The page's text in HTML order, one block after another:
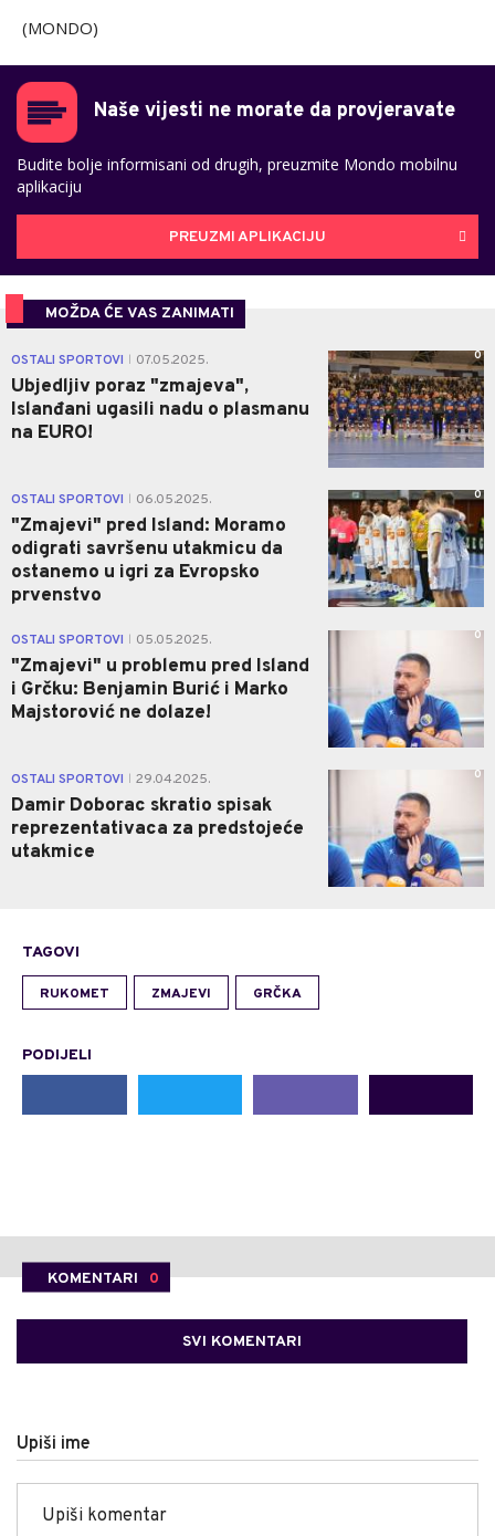
(MONDO)
Naše vijesti ne morate da provjeravate
Budite bolje informisani od drugih, preuzmite Mondo mobilnu
aplikaciju
PREUZMI APLIKACIJU
MOŽDA ĆE VAS ZANIMATI
OSTALI SPORTOVI 07.05.2025.
Ubjedljiv poraz "zmajeva",
Islanđani ugasili nadu o plasmanu
na EURO!
0
OSTALI SPORTOVI 06.05.2025.
"Zmajevi" pred Island: Moramo
odigrati savršenu utakmicu da
ostanemo u igri za Evropsko
prvenstvo
0
OSTALI SPORTOVI 05.05.2025.
"Zmajevi" u problemu pred Island
i Grčku: Benjamin Burić i Marko
Majstorović ne dolaze!
0
OSTALI SPORTOVI 29.04.2025.
Damir Doborac skratio spisak
reprezentativaca za predstojeće
utakmice
0
TAGOVI
RUKOMET ZMAJEVI GRČKA
PODIJELI
KOMENTARI 0
SVI KOMENTARI
Upiši ime